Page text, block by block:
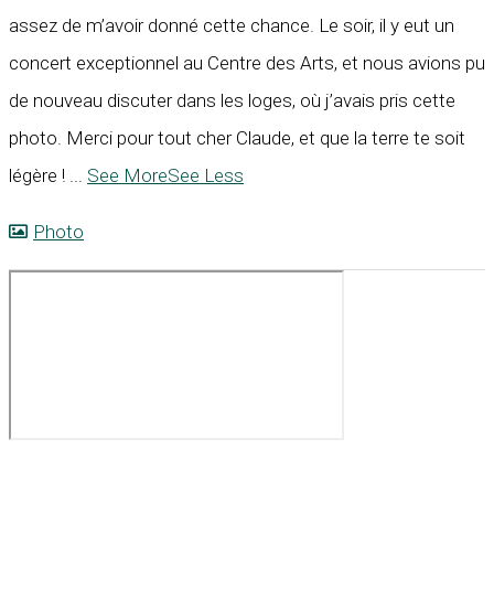
assez de m’avoir donné cette chance. Le soir, il y eut un
concert exceptionnel au Centre des Arts, et nous avions pu
de nouveau discuter dans les loges, où j’avais pris cette
photo. Merci pour tout cher Claude, et que la terre te soit
légère !
See MoreSee Less
Photo